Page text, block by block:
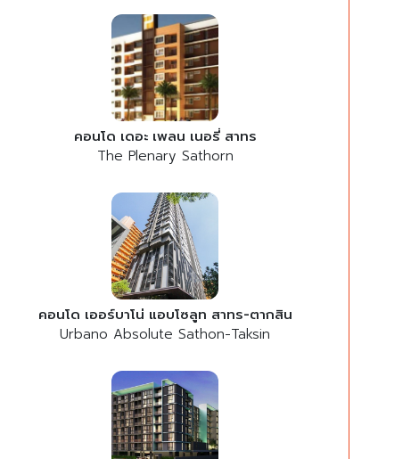
คอนโด เดอะ เพลน เนอรี่ สาทร
The Plenary Sathorn
คอนโด เออร์บาโน่ แอบโซลูท สาทร-ตากสิน
Urbano Absolute Sathon-Taksin